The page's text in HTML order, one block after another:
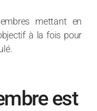
mettant en
à la fois pour
est